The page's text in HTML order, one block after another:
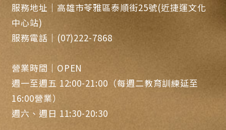
服務地址｜高雄市苓雅區泰順街25號(近捷運文化
中心站)
服務電話｜(07)222-7868
營業時間｜OPEN
週一至週五 12:00-21:00（每週二教育訓練延至
16:00營業）
週六、週日 11:30-20:30